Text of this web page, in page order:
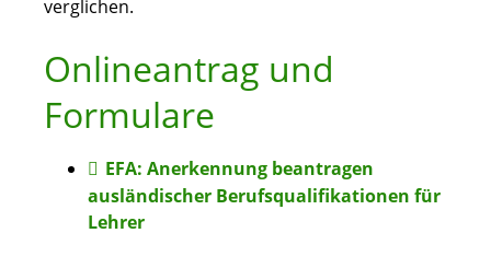
verglichen.
Onlineantrag und
Formulare
EFA: Anerkennung beantragen
ausländischer Berufsqualifikationen für
Lehrer